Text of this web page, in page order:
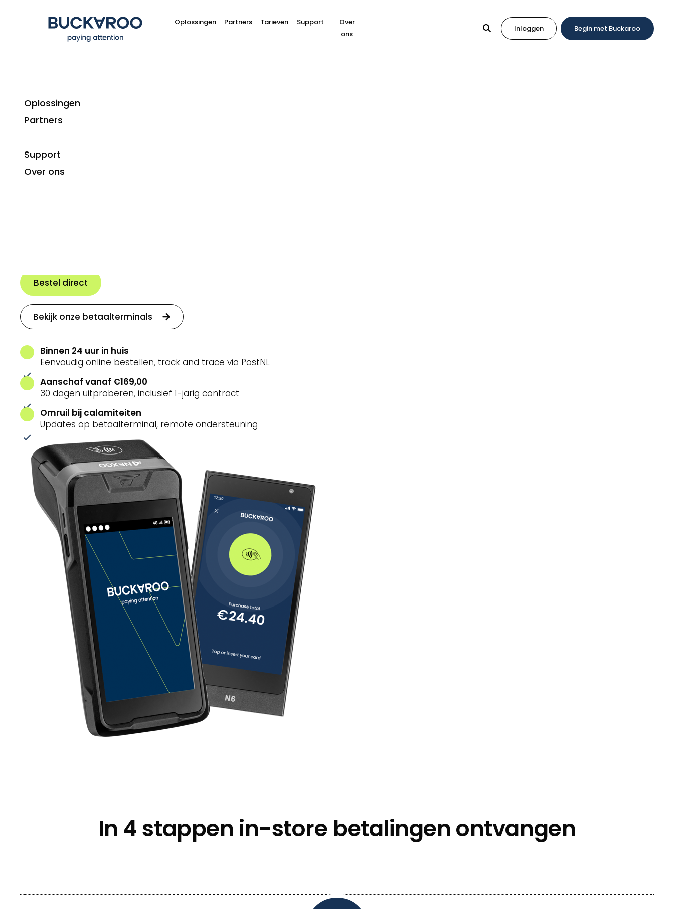
Oplossingen Partners Tarieven Support
Over
ons
Inloggen Begin met Buckaroo
Oplossingen
Partners
Support
Over ons
Bestel direct
Bekijk onze betaalterminals
Binnen 24 uur in huis
Eenvoudig online bestellen, track and trace via PostNL
Aanschaf vanaf €169,00
30 dagen uitproberen, inclusief 1-jarig contract
Omruil bij calamiteiten
Updates op betaalterminal, remote ondersteuning
In 4 stappen in-store betalingen ontvangen